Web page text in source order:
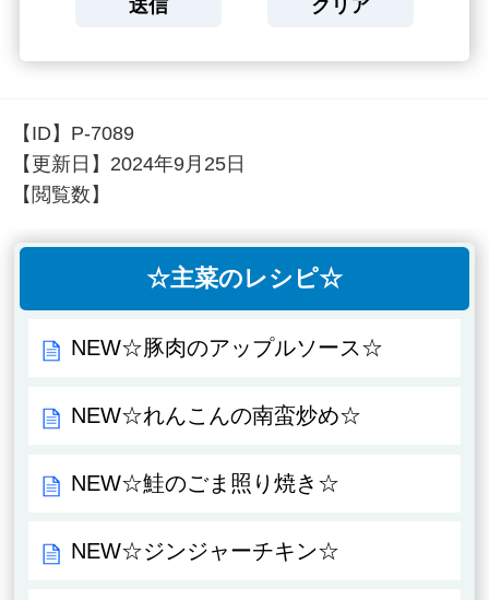
【ID】 P-7089
【更新日】 2024年9月25日
【閲覧数】
☆主菜のレシピ☆
NEW☆豚肉のアップルソース☆
NEW☆れんこんの南蛮炒め☆
NEW☆鮭のごま照り焼き☆
NEW☆ジンジャーチキン☆